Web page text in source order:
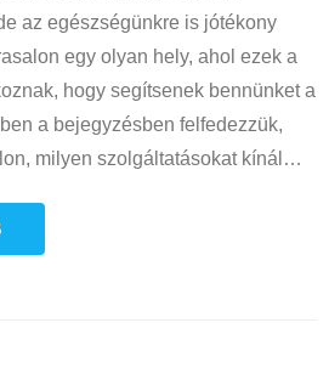
az egészségünkre is jótékony
egy olyan hely, ahol ezek a
hogy segítsenek bennünket a
a bejegyzésben felfedezzük,
milyen szolgáltatásokat kínál …